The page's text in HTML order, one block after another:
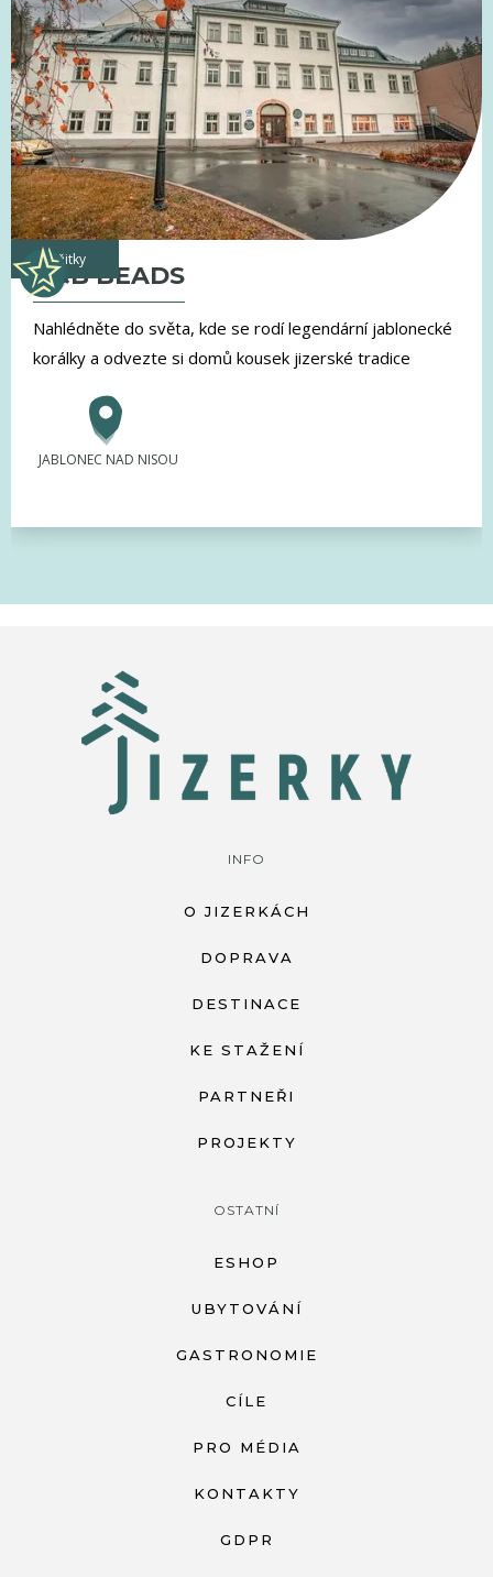
zážitky
G&B BEADS
Nahlédněte do světa, kde se rodí legendární jablonecké
korálky a odvezte si domů kousek jizerské tradice
JABLONEC NAD NISOU
INFO
O JIZERKÁCH
DOPRAVA
DESTINACE
KE STAŽENÍ
PARTNEŘI
PROJEKTY
OSTATNÍ
ESHOP
UBYTOVÁNÍ
GASTRONOMIE
CÍLE
PRO MÉDIA
KONTAKTY
GDPR